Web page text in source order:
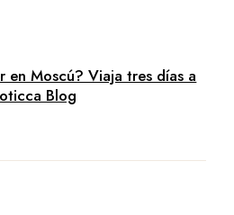
en Moscú? Viaja tres días a
Blog